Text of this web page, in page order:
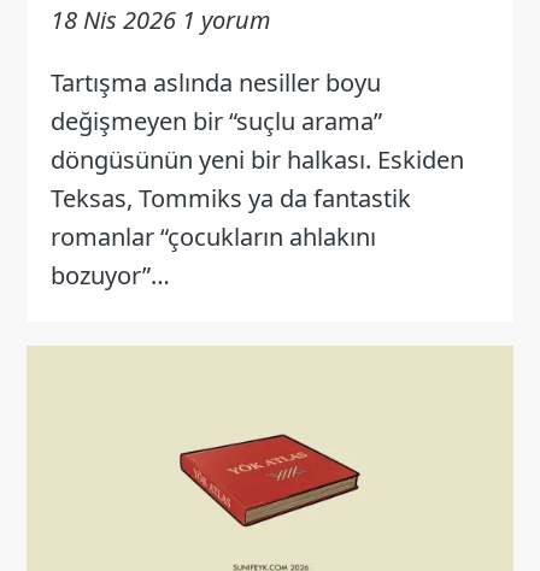
18 Nis 2026 1 yorum
Tartışma aslında nesiller boyu
değişmeyen bir “suçlu arama”
döngüsünün yeni bir halkası. Eskiden
Teksas, Tommiks ya da fantastik
romanlar “çocukların ahlakını
bozuyor”…